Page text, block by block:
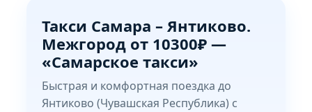
Такси Самара – Янтиково.
Межгород от 10300₽ —
«Самарское такси»
Быстрая и комфортная поездка до
Янтиково (Чувашская Республика) с